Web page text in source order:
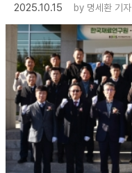
2025.10.15
by 명세환 기자